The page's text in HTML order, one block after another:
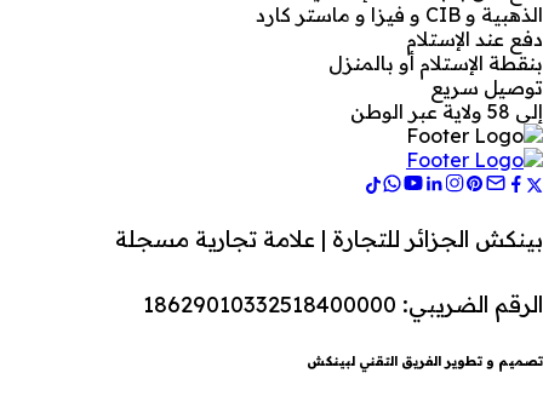
الذهبية و CIB و فيزا و ماستر كارد
دفع عند الإستلام
بنقطة الإستلام أو بالمنزل
توصيل سريع
إلى 58 ولاية عبر الوطن
بينكش الجزائر للتجارة | علامة تجارية مسجلة
الرقم الضريبي: 18629010332518400000
تصميم و تطوير الفريق التقني لبينكش